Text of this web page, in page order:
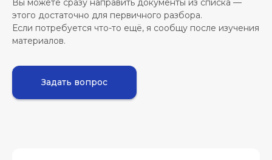
Вы можете сразу направить документы из списка —
этого достаточно для первичного разбора.
Если потребуется что-то ещё, я сообщу после изучения
материалов.
Задать вопрос